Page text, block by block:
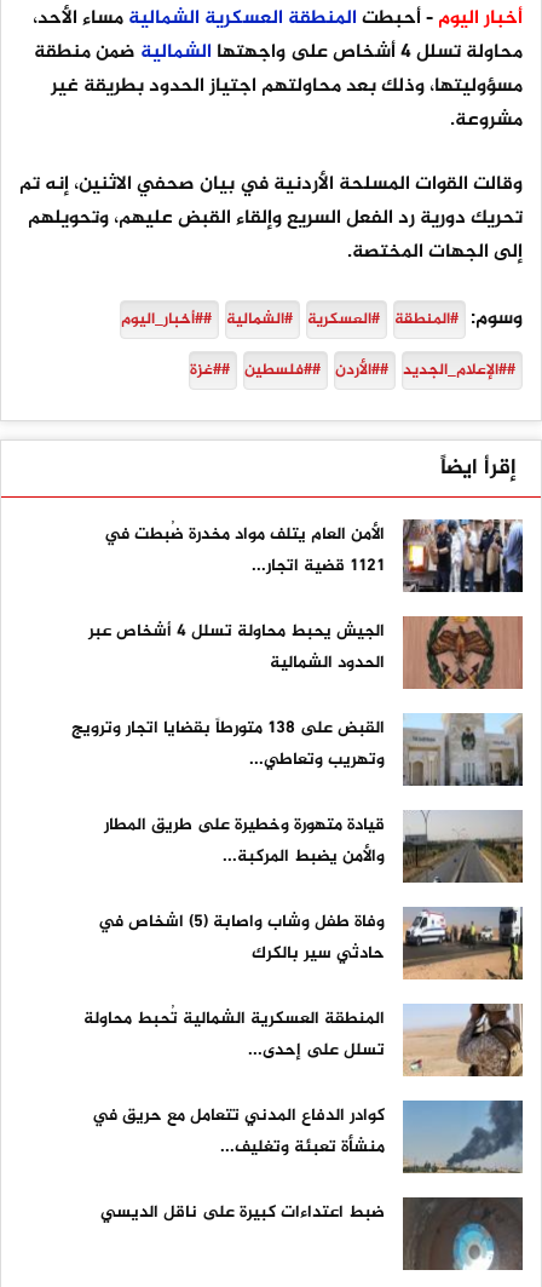
أخبار اليوم- أحبطتالمنطقة العسكرية الشماليةمساء الأحد،
محاولة تسلل 4 أشخاص على واجهتها
الشمالية ضمن منطقة
مسؤوليتها، وذلك بعد محاولتهم اجتياز الحدود بطريقة غير
مشروعة.
وقالت القوات المسلحة الأردنية في بيان صحفي الاثنين، إنه تم
تحريك دورية رد الفعل السريع وإلقاء القبض عليهم، وتحويلهم
إلى الجهات المختصة.
وسوم: #المنطقة #العسكرية #الشمالية ##أخبار_اليوم
##الإعلام_الجديد ##الأردن ##فلسطين ##غزة
إقرأ ايضاً
الأمن العام يتلف مواد مخدرة ضُبطت في
1121 قضية اتجار...
الجيش يحبط محاولة تسلل 4 أشخاص عبر
الحدود الشمالية
القبض على ١٣٨ متورطاً بقضايا اتجار وترويج
وتهريب وتعاطي...
قيادة متهورة وخطيرة على طريق المطار
والأمن يضبط المركبة...
وفاة طفل وشاب واصابة (5) اشخاص في
حادثي سير بالكرك
المنطقة العسكرية الشمالية تُحبط محاولة
تسلل على إحدى...
كوادر الدفاع المدني تتعامل مع حريق في
منشأة تعبئة وتغليف...
ضبط اعتداءات كبيرة على ناقل الديسي